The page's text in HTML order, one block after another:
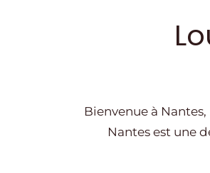
Bienvenue à
Nantes est une